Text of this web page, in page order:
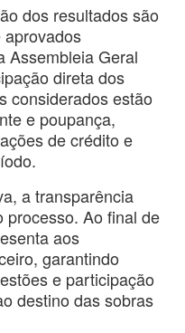
dos resultados são
Assembleia Geral
direta dos
considerados estão
e poupança,
de crédito e
a transparência
processo. Ao final de
aos
garantindo
e participação
destino das sobras